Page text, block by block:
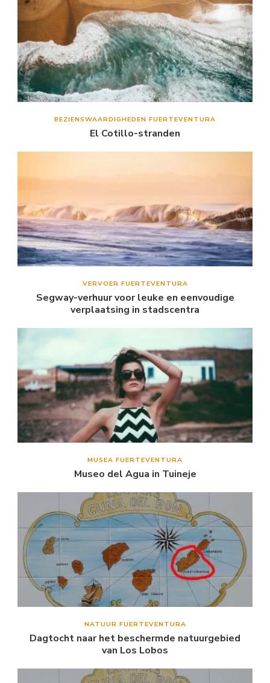
BEZIENSWAARDIGHEDEN FUERTEVENTURA
El Cotillo-stranden
VERVOER FUERTEVENTURA
Segway-verhuur voor leuke en eenvoudige
verplaatsing in stadscentra
MUSEA FUERTEVENTURA
Museo del Agua in Tuineje
NATUUR FUERTEVENTURA
Dagtocht naar het beschermde natuurgebied
van Los Lobos